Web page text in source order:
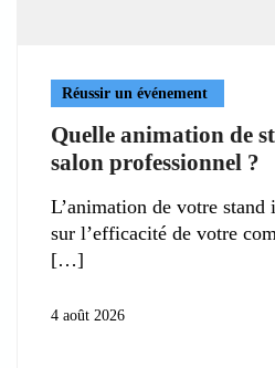
Réussir un événement
Quelle animation de
salon professionnel ?
L’animation de votre stand
sur l’efficacité de votre
4 août 2026